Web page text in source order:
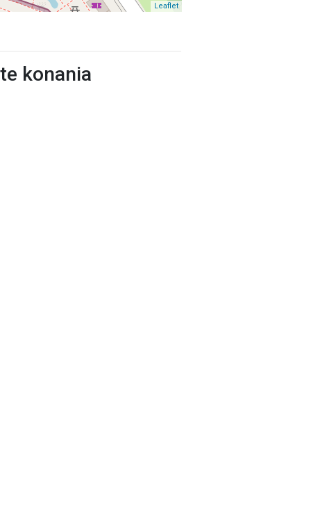
Leaflet
konania